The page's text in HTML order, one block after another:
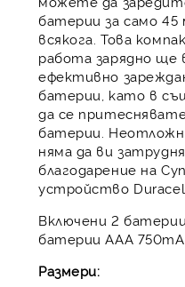
батерии за само
всякога. Това
работа зарядно ще
ефективно
батерии, като в
да се
батерии.
няма да ви
благодарение на
устройство
Включени 2
батерии ААА
Размери: